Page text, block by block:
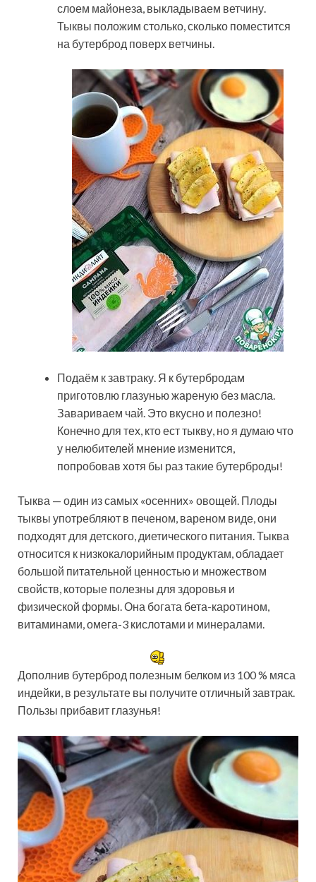
слоем майонеза, выкладываем ветчину.
Тыквы положим столько, сколько поместится
на бутерброд поверх ветчины.
Подаём к завтраку. Я к бутербродам
приготовлю глазунью жареную без масла.
Завариваем чай. Это вкусно и полезно!
Конечно для тех, кто ест тыкву, но я думаю что
у нелюбителей мнение изменится,
попробовав хотя бы раз такие бутерброды!
Тыква — один из самых «осенних» овощей. Плоды
тыквы употребляют в печеном, вареном виде, они
подходят для детского, диетического питания. Тыква
относится к низкокалорийным продуктам, обладает
большой питательной ценностью и множеством
свойств, которые полезны для здоровья и
физической формы. Она богата бета-каротином,
витаминами, омега-3 кислотами и минералами.
Дополнив бутерброд полезным белком из 100 % мяса
индейки, в результате вы получите отличный завтрак.
Пользы прибавит глазунья!